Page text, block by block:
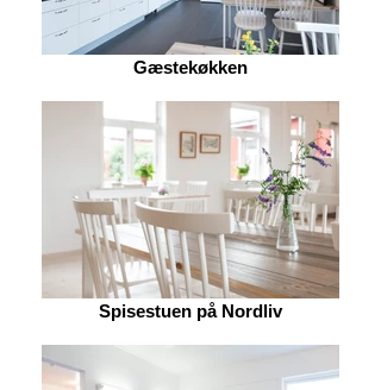
Gæstekøkken
Spisestuen på Nordliv